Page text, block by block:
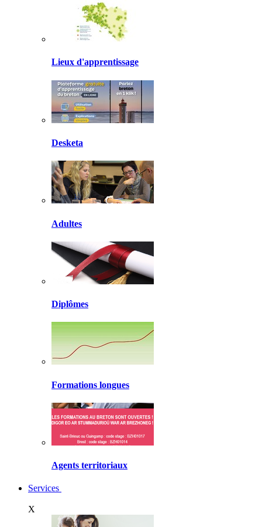
Lieux d'apprentissage
Desketa
Adultes
Diplômes
Formations longues
Agents territoriaux
Services
X